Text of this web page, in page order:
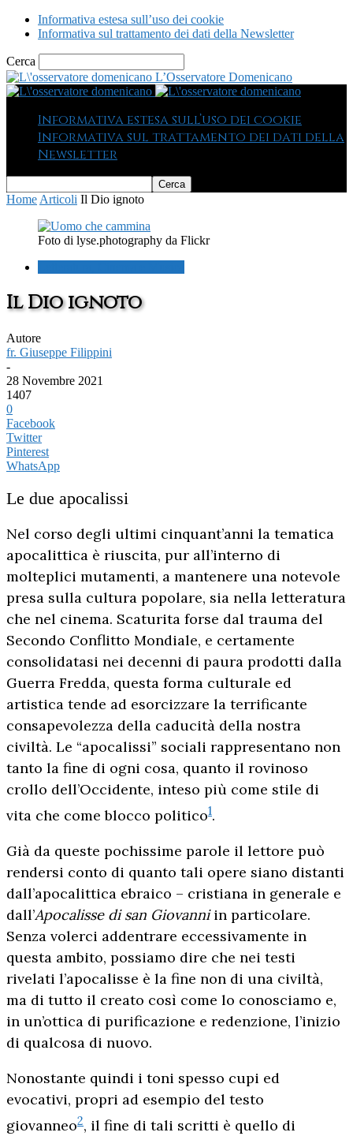
Informativa estesa sull’uso dei cookie
Informativa sul trattamento dei dati della Newsletter
Cerca
L’Osservatore Domenicano
Informativa estesa sull’uso dei cookie
Informativa sul trattamento dei dati della
Newsletter
Home Articoli Il Dio ignoto
Foto di lyse.photography da Flickr
Il Dio ignoto
Autore
fr. Giuseppe Filippini
-
28 Novembre 2021
1407
0
Facebook
Twitter
Pinterest
WhatsApp
Le due apocalissi
Nel corso degli ultimi cinquant’anni la tematica
apocalittica è riuscita, pur all’interno di
molteplici mutamenti, a mantenere una notevole
presa sulla cultura popolare, sia nella letteratura
che nel cinema. Scaturita forse dal trauma del
Secondo Conflitto Mondiale, e certamente
consolidatasi nei decenni di paura prodotti dalla
Guerra Fredda, questa forma culturale ed
artistica tende ad esorcizzare la terrificante
consapevolezza della caducità della nostra
civiltà. Le “apocalissi” sociali rappresentano non
tanto la fine di ogni cosa, quanto il rovinoso
crollo dell’Occidente, inteso più come stile di
vita che come blocco politico1.
Già da queste pochissime parole il lettore può
rendersi conto di quanto tali opere siano distanti
dall’apocalittica ebraico – cristiana in generale e
dall’Apocalisse di san Giovanniin particolare.
Senza volerci addentrare eccessivamente in
questa ambito, possiamo dire che nei testi
rivelati l’apocalisse è la fine non di una civiltà,
ma di tutto il creato così come lo conosciamo e,
in un’ottica di purificazione e redenzione, l’inizio
di qualcosa di nuovo.
Nonostante quindi i toni spesso cupi ed
evocativi, propri ad esempio del testo
giovanneo2, il fine di tali scritti è quello di